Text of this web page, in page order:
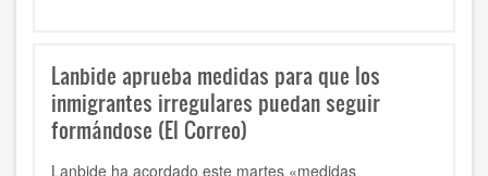
Lanbide aprueba medidas para que los
inmigrantes irregulares puedan seguir
formándose (El Correo)
Lanbide ha acordado este martes «medidas